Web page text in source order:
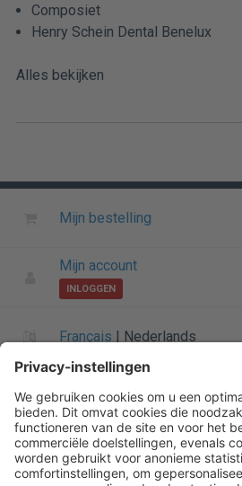
Composiet
Henry Schein Dental Benelux
Alles bekijken
Mijn bestelling
Mijn account
INLOGGEN
Français | Nederlands
Informatie over Henry Schein
Algemene startpagina